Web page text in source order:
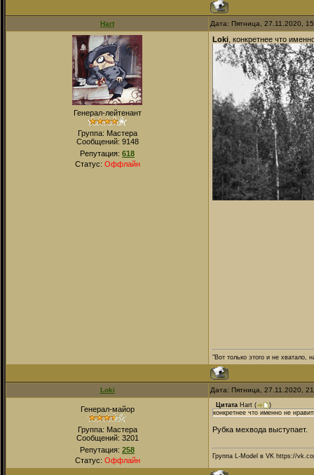
Hart Дата: Пятница, 27.11.2020,
Генерал-лейтенант
Группа: Мастера
Сообщений: 9148
Репутация: 618
Статус: Оффлайн
Loki , конкретнее что
"Вот только этого и не
Loki Дата: Пятница, 27.11.2020,
Генерал-майор
Группа: Мастера
Сообщений: 3201
Репутация: 258
Статус: Оффлайн
Цитата Hart (
)
конкретнее что именно не
Рубка мехвода выступает.
Группа L-Model в VK https://